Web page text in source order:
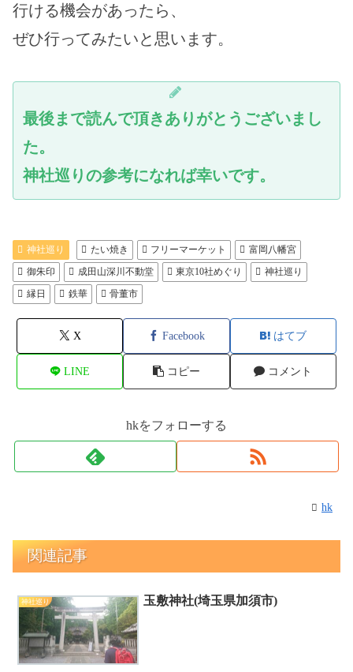
行ける機会があったら、
ぜひ行ってみたいと思います。
最後まで読んで頂きありがとうございまし
た。
神社巡りの参考になれば幸いです。
神社巡り たい焼き フリーマーケット
富岡八幡宮
御朱印
成田山深川不動堂 東京10社めぐり
神社巡り
縁日
鉄華 骨董市
X Facebook はてブ
LINE コピー コメント
hkをフォローする
hk
関連記事
神社巡り 玉敷神社(埼玉県加須市)